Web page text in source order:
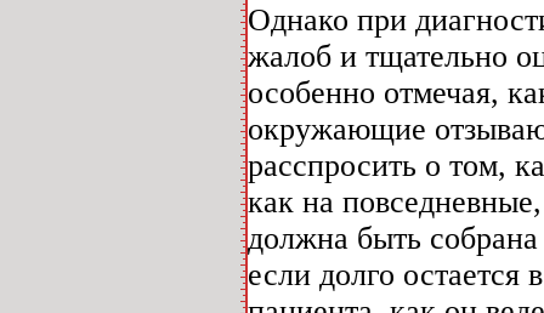
Однако при
жалоб и тщательно
особенно отмечая,
окружающие
расспросить о том,
как на
должна быть
если долго остается